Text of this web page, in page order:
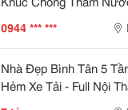
Trời Bãi Biển Sân Vườn
0944 *** ***
Nhà Đẹp Bình Tân 5
Hẻm Xe Tải - Full Nội